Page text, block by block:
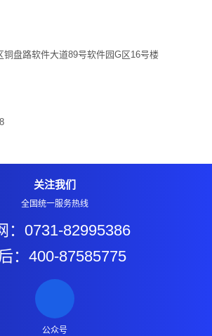
铜盘路软件大道89号软件园G区16号楼
关注我们
全国统一服务热线
：0731-82995386
：400-87585775
公众号